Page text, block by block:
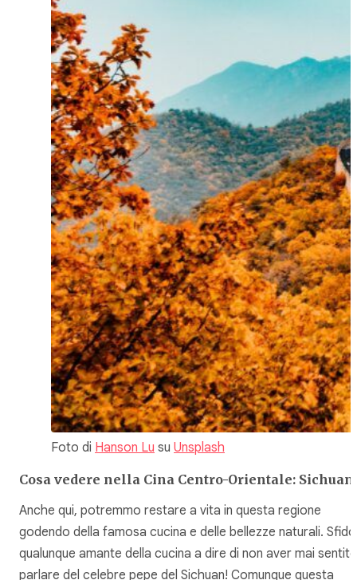
Foto di Hanson Lu su Unsplash
Cosa vedere nella Cina Centro-Orientale: Sichuan
Anche qui, potremmo restare a vita in questa regione
godendo della famosa cucina e delle bellezze naturali. Sfido
qualunque amante della cucina a dire di non aver mai sentito
parlare del celebre pepe del Sichuan! Comunque questa